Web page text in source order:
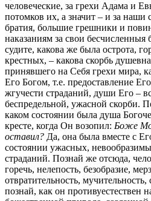
человеческие, за грехи Адама и
потомков их, а значит – и за
братия, большие грешники и
наказаниям за свои бесчисленныя
судите, какова же была острота,
крестных, – какова скорбь
принявшего на Себя грехи мира,
Его Богом, т.е. предоставление
жгучести страданий, души Его –
беспредельной, ужасной скорби.
каком состоянии была душа
кресте, когда Он возопил: Боже
оставил? Да, она была вместе с
состоянии ужасных,
страданий. Познай же отсюда,
горечь, нелепость, безобразие,
отвратительность, мучительность,
познай, как он противуестествен